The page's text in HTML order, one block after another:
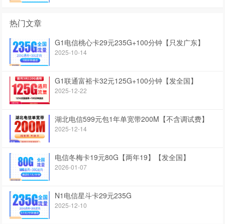
热门文章
G1电信桃心卡29元235G+100分钟【只发广东】
2025-10-14
G1联通富裕卡32元125G+100分钟【发全国】
2025-12-22
湖北电信599元包1年单宽带200M【不含调试费】
2025-12-14
电信冬梅卡19元80G【两年19】【发全国】
2026-01-07
N1电信星斗卡29元235G
2025-12-10